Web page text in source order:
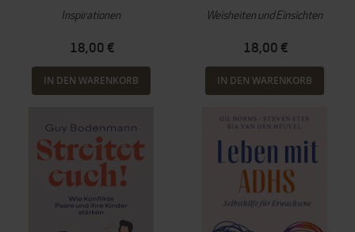
Inspirationen
18,00 €
IN DEN WARENKORB
Weisheiten und Einsichten
18,00 €
IN DEN WARENKORB